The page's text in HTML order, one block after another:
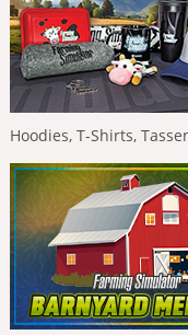
Hoodies, T-Shirts,